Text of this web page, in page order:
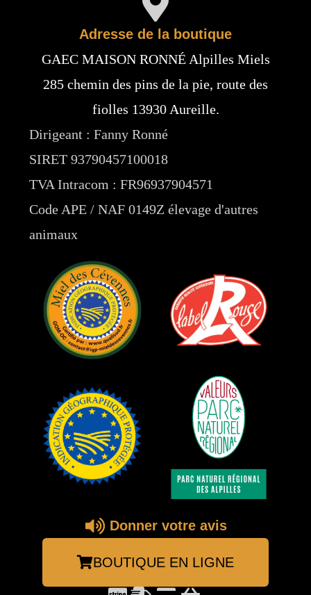
Adresse de la boutique
GAEC MAISON RONNÉ Alpilles Miels
285 chemin des pins de la pie, route des
fiolles 13930 Aureille.
Dirigeant : Fanny Ronné
SIRET 93790457100018
TVA Intracom : FR96937904571
Code APE / NAF 0149Z élevage d'autres
animaux
Donner votre avis
BOUTIQUE EN LIGNE